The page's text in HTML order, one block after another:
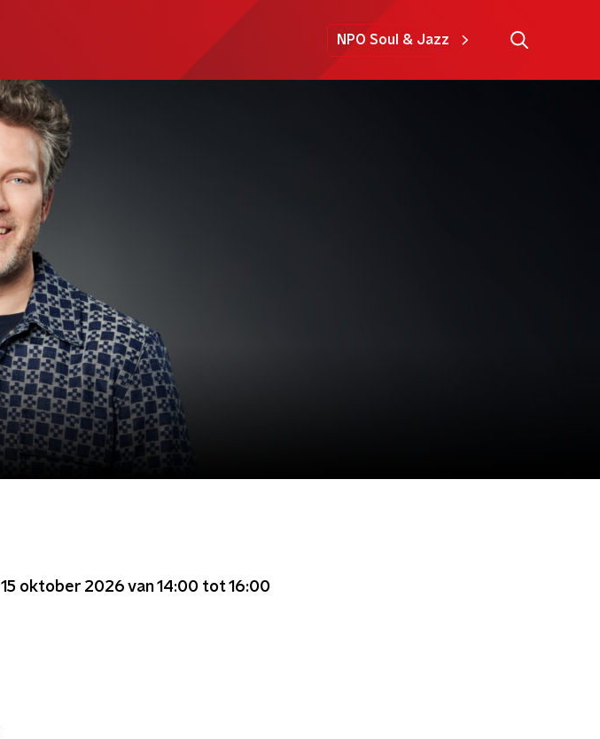
NPO Soul & Jazz
15 oktober 2026 van 14:00 tot 16:00